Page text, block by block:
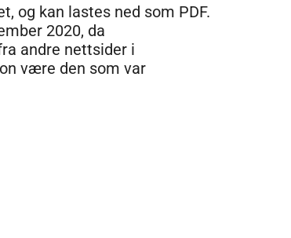
og kan lastes ned som PDF.
2020, da
andre nettsider i
være den som var